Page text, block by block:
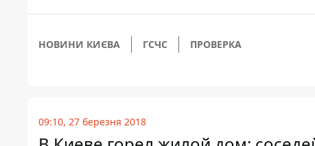
НОВИНИ КИЄВА ГСЧС ПРОВЕРКА
09:10, 27 березня 2018